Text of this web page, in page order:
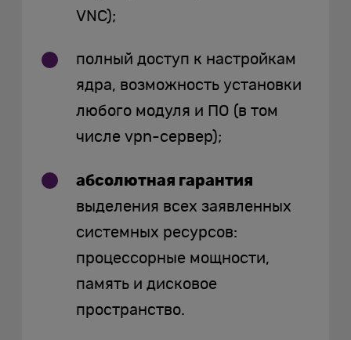
VNC);
полный доступ к настройкам
ядра, возможность установки
любого модуля и ПО (в том
числе vpn-сервер);
абсолютная гарантия
выделения всех заявленных
системных ресурсов:
процессорные мощности,
память и дисковое
пространство.